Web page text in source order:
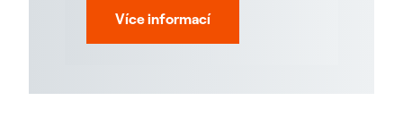
Více informací